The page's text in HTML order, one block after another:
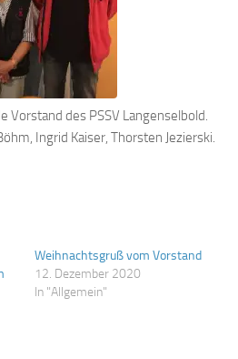
Vorstand des PSSV Langenselbold.
Ingrid Kaiser, Thorsten Jezierski.
Weihnachtsgruß vom Vorstand
12. Dezember 2020
In "Allgemein"